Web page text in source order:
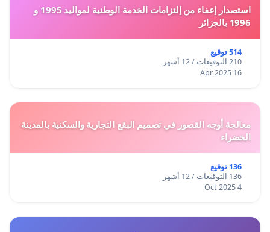
استصدار إعفاء من إلتزامات الخدمة الوطنية لمواليد 1995 و
1996 بالجزائر
514 توقيع
210 التوقيعات / 12 أشهر
16 Apr 2025
معالجة أوجه القصور في تصميم البقع التجارية والسكنية بالمدينة
الخضراء
136 توقيع
136 التوقيعات / 12 أشهر
4 Oct 2025